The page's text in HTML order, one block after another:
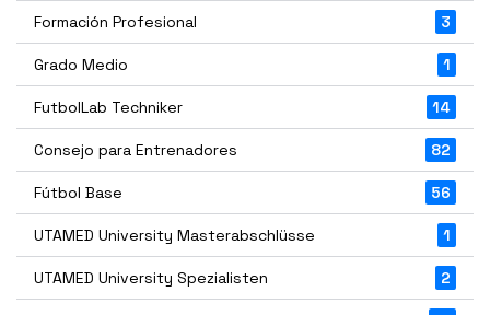
Formación Profesional 3
Grado Medio 1
FutbolLab Techniker 14
Consejo para Entrenadores 82
Fútbol Base 56
UTAMED University Masterabschlüsse 1
UTAMED University Spezialisten 2